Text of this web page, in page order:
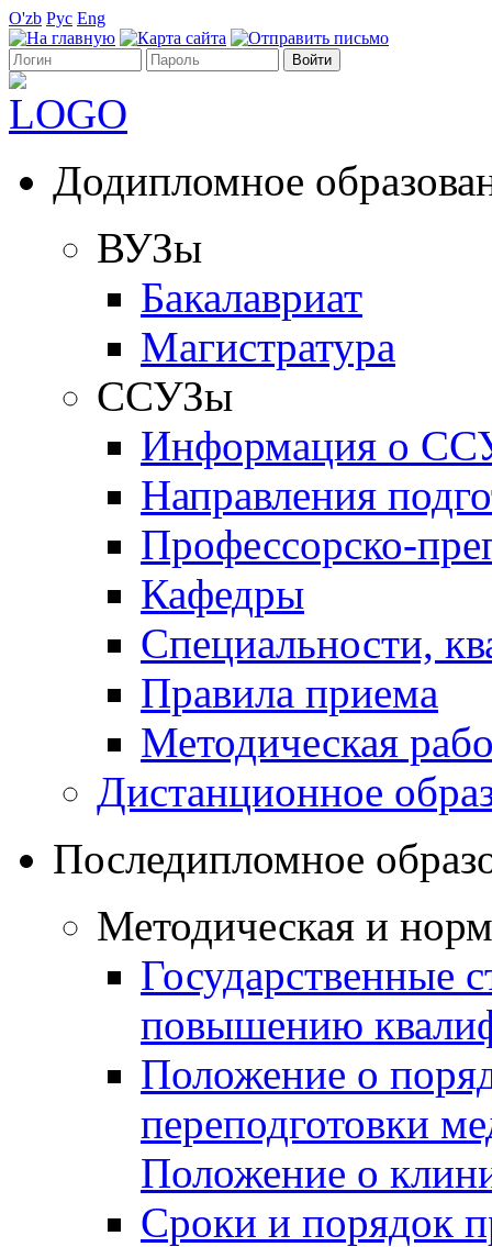
O'zb Рус Eng
Додипломное
ВУЗы
Бакалавриат
Магистратура
ССУЗы
Информация о
Направления
Профессорско-
Кафедры
Специальности,
Правила приема
Методическая
Дистанционное
Последипломное
Методическая и
Государственные
повышению
Положение о
переподготовки
Положение о
Сроки и порядок